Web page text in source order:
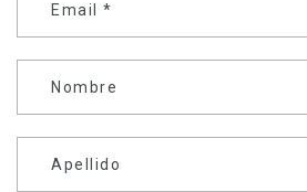
Email *
Nombre
Apellido